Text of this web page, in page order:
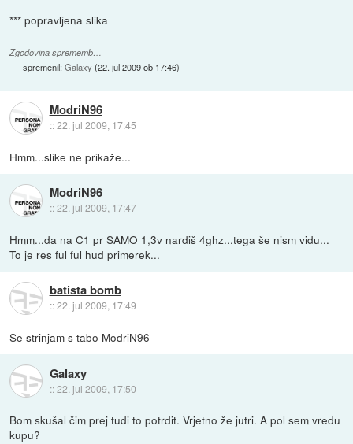
*** popravljena slika
Zgodovina sprememb…
spremenil:Galaxy (22. jul 2009 ob 17:46)
ModriN96
::22. jul 2009, 17:45
Hmm...slike ne prikaže...
ModriN96
::22. jul 2009, 17:47
Hmm...da na C1 pr SAMO 1,3v nardiš 4ghz...tega še nism vidu...
To je res ful ful hud primerek...
batista bomb
::22. jul 2009, 17:49
Se strinjam s tabo ModriN96
Galaxy
::22. jul 2009, 17:50
Bom skušal čim prej tudi to potrdit. Vrjetno že jutri. A pol sem vredu
kupu?